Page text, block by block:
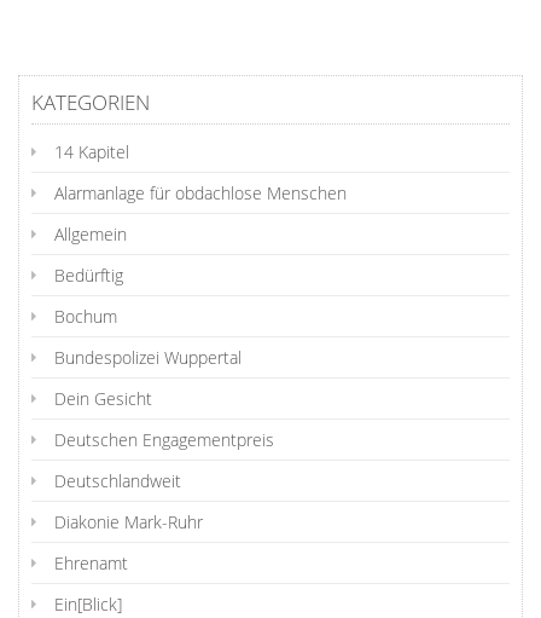
KATEGORIEN
14 Kapitel
Alarmanlage für obdachlose Menschen
Allgemein
Bedürftig
Bochum
Bundespolizei Wuppertal
Dein Gesicht
Deutschen Engagementpreis
Deutschlandweit
Diakonie Mark-Ruhr
Ehrenamt
Ein[Blick]